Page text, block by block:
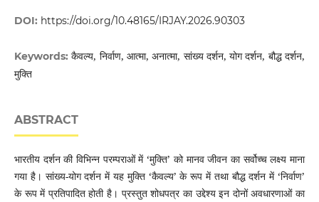
DOI: https://doi.org/10.48165/IRJAY.2026.90303
Keywords:कैवल्य, निर्वाण, आत्मा, अनात्मा, सांख्य दर्शन, योग दर्शन, बौद्ध दर्शन,
मुक्ति
ABSTRACT
भारतीय दर्शन की विभिन्न परम्पराओं में ‘मुक्ति’ को मानव जीवन का सर्वोच्च लक्ष्य माना
गया है। सांख्य-योग दर्शन में यह मुक्ति ‘कैवल्य’ के रूप में तथा बौद्ध दर्शन में ‘निर्वाण’
के रूप में प्रतिपादित होती है। प्रस्तुत शोधपत्र का उद्देश्य इन दोनों अवधारणाओं का